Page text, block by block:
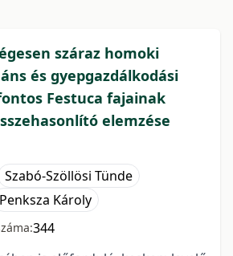
száraz homoki
és gyepgazdálkodási
Festuca fajainak
elemzése
Szabó-Szöllösi Tünde
Penksza Károly
344